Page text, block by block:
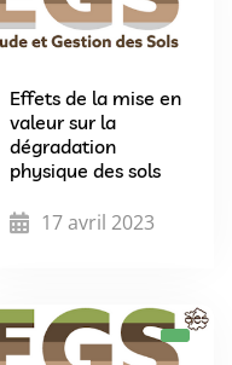
Effets de la mise en
valeur sur la
dégradation
physique des sols
17 avril 2023